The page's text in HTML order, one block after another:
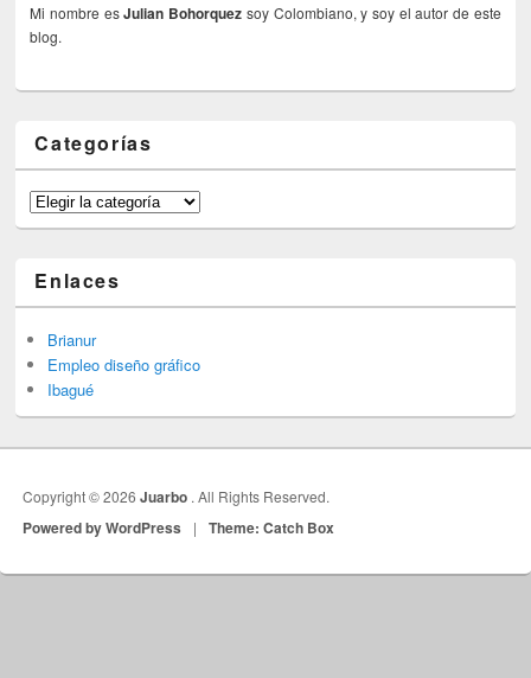
Mi nombre esJulian Bohorquez soy Colombiano, y soy el autor de este
blog.
Categorías
Categorías
Enlaces
Brianur
Empleo diseño gráfico
Ibagué
Copyright © 2026Juarbo . All Rights Reserved.
Powered by WordPress | Theme: Catch Box